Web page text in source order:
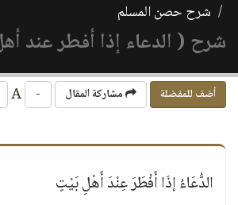
شرح حصن المسلم
شرح ( الدعاء إذا أفطر عند
أضف للمفضلة مشاركة المقال -
الدُّعَاءُ إذَا أَفْطَرَ عِنْدَ أَهْلِ بَيْتٍ